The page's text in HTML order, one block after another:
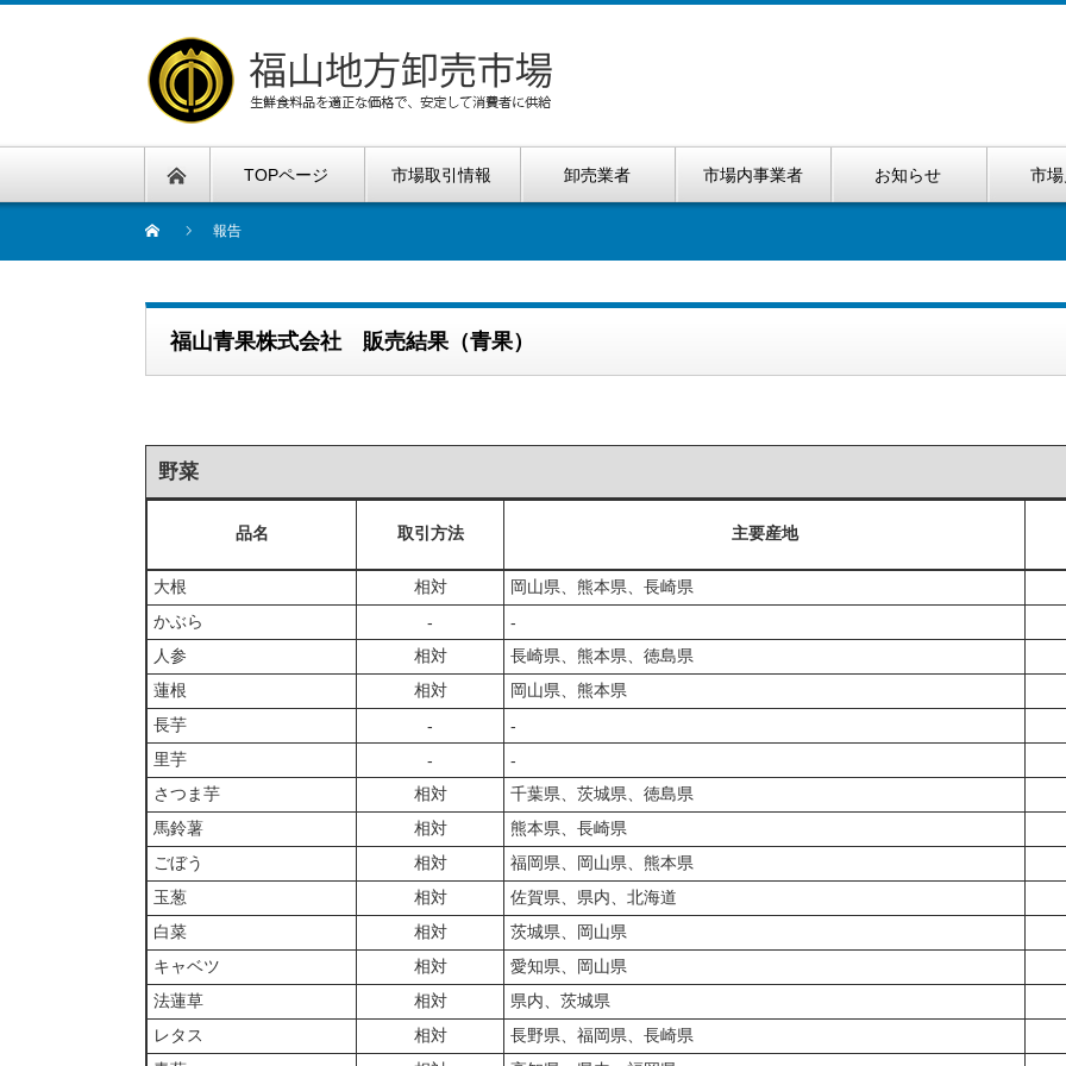
TOPページ 市場取引情報 卸売業者 市場内事業者 お知らせ 市
報告
福山青果株式会社 販売結果（青果）
野菜
品名 取引方法 主要産地
大根 相対
岡山県、熊本県、長崎県
かぶら
‐
‐
人参
相対
長崎県、熊本県、徳島県
蓮根
相対
岡山県、熊本県
長芋
‐
‐
里芋
‐
‐
さつま芋
相対
千葉県、茨城県、徳島県
馬鈴薯
相対
熊本県、長崎県
ごぼう
相対
福岡県、岡山県、熊本県
玉葱
相対
佐賀県、県内、北海道
白菜
相対
茨城県、岡山県
キャベツ
相対
愛知県、岡山県
法蓮草
相対
県内、茨城県
レタス
相対
長野県、福岡県、長崎県